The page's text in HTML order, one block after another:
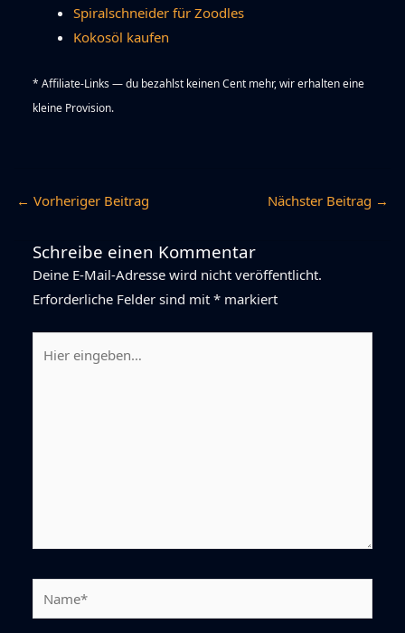
Spiralschneider für Zoodles
Kokosöl kaufen
* Affiliate-Links — du bezahlst keinen Cent mehr, wir erhalten eine
kleine Provision.
← Vorheriger Beitrag Nächster Beitrag →
Schreibe einen Kommentar
Deine E-Mail-Adresse wird nicht veröffentlicht.
Erforderliche Felder sind mit * markiert
eingeben…